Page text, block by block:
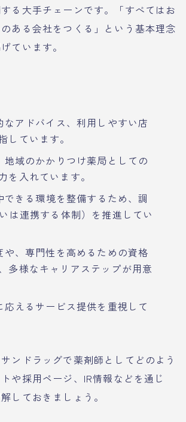
る大手チェーンです。「すべてはお
ある会社をつくる」という基本理念
ています。
アドバイス、利用しやすい店
ています。
域のかかりつけ薬局としての
入れています。
きる環境を整備するため、調
は連携する体制）を推進してい
、専門性を高めるための資格
多様なキャリアステップが用意
えるサービス提供を重視して
ンドラッグで薬剤師としてどのよう
や採用ページ、IR情報などを通じ
しておきましょう。